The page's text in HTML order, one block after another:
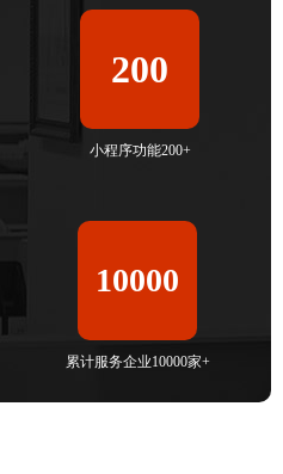
200
小程序功能200+
10000
累计服务企业10000家+